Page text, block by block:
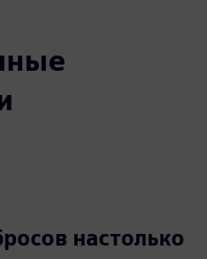
настолько